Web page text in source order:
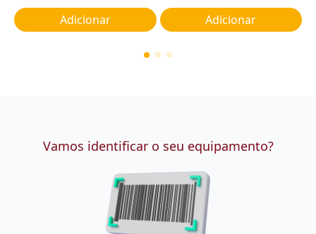
Adicionar Adicionar
Vamos identificar o seu equipamento?